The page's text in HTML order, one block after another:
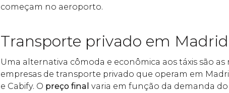
começam no aeroporto.
Transporte privado em Madrid
Uma alternativa cômoda e econômica aos táxis são as
empresas de transporte privado que operam em
e Cabify. O preço final varia em função da demanda do